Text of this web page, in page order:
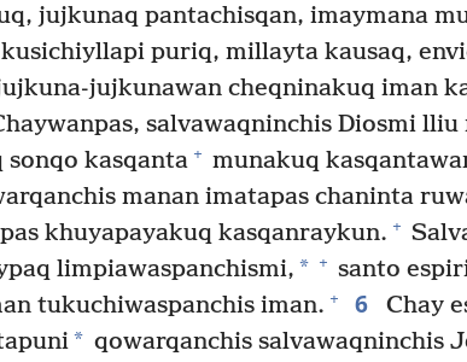
jujkunaq pantachisqan, imaymana
puriq, millayta kausaq,
jujkunawan cheqninakuq iman
salvawaqninchis Diosmi
sonqo kasqanta + munakuq
manan imatapas chaninta
khuyapayakuq kasqanraykun. +
limpiawaspanchismi, * + santo
tukuchiwaspanchis iman. + 6
Chay
* qowarqanchis salvawaqninchis